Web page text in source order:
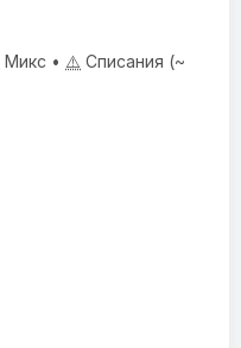
Микс • ⚠️ Списания (~